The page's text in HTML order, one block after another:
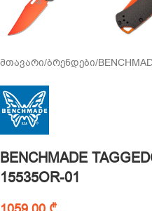
მთავარი/ბრენდები/
BENCHMADE
15535OR-01